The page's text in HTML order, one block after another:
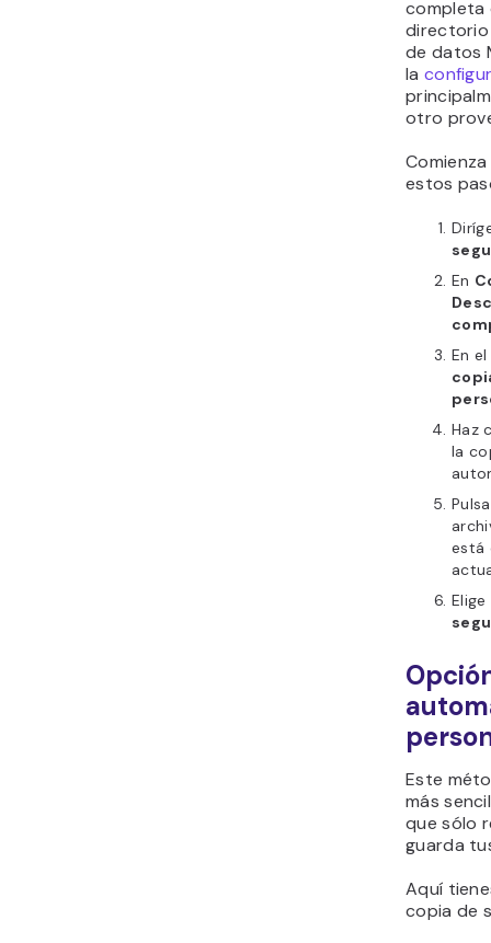
completa
directorio
de datos
la
otro
estos
En
En
Haz
la
está
Este
más
que sólo
guarda
Aquí
copia de